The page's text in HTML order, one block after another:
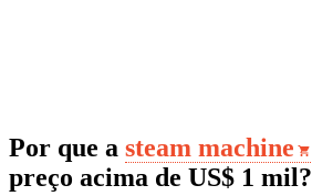
Por que a steam machine
preço acima de US$ 1 mil?